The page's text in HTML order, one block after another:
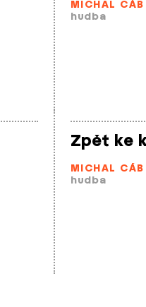
MICHAL CÁB
hudba
Zpět ke
MICHAL CÁB
hudba